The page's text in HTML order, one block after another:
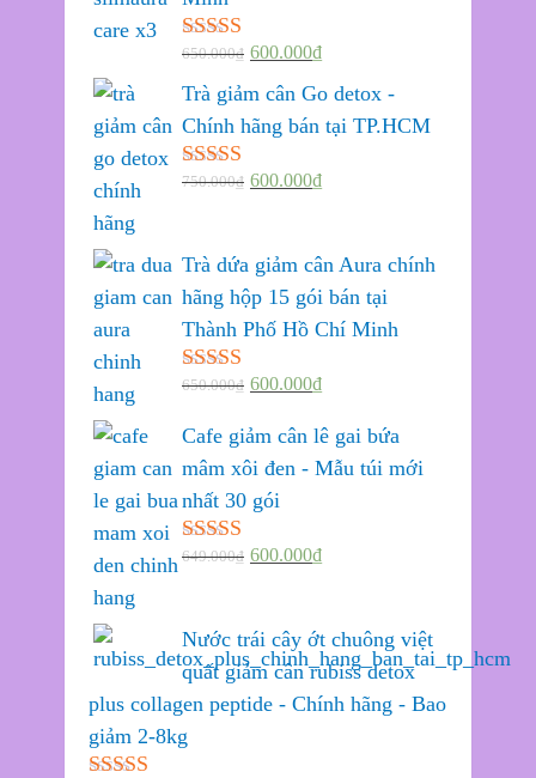
Được xếp
sao
650.000₫ 600.000₫
Trà giảm cân Go detox -
Chính hãng bán tại TP.HCM
Được xếp
750.000₫ 600.000₫
Trà dứa giảm cân Aura chính
hãng hộp 15 gói bán tại
Thành Phố Hồ Chí Minh
Được xếp
sao
650.000₫ 600.000₫
Cafe giảm cân lê gai bứa
mâm xôi đen - Mẫu túi mới
nhất 30 gói
Được xếp
649.000₫ 600.000₫
Nước trái cây ớt chuông việt
quất giảm cân rubiss detox
plus collagen peptide - Chính hãng - Bao
giảm 2-8kg